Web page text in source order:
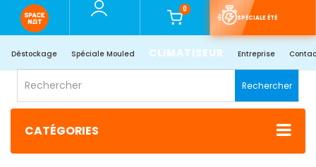
0
SPÉCIALE ÉTÉ
Déstockage Spéciale Mouled CLIMATISEUR Entreprise
Rechercher
CATÉGORIES